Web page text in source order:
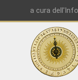
a cura